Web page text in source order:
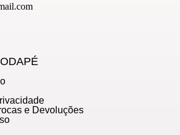
e Devoluções